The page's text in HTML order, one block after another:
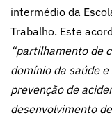
intermédio da
Trabalho. Este
“partilhamento de
domínio da saúde
prevenção de
desenvolvimento